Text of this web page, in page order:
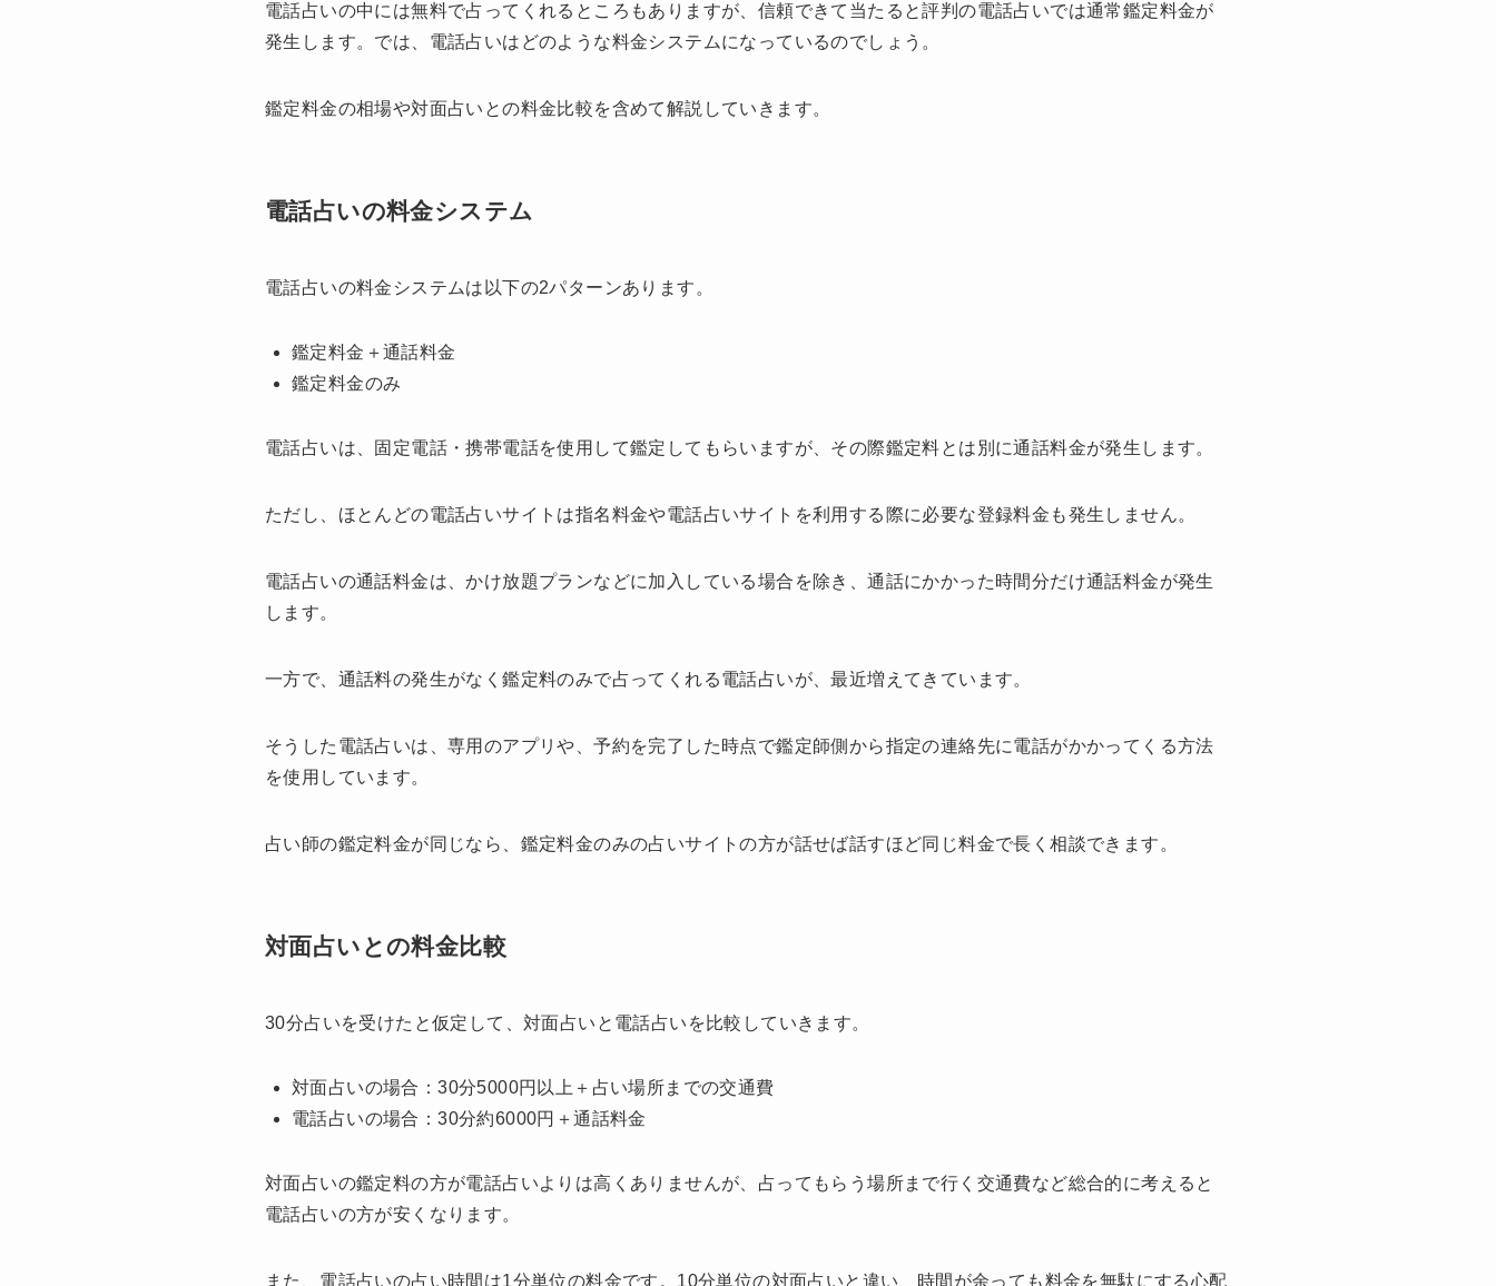
電話占いの中には無料で占ってくれるところもありますが、信頼できて当たると評判の電話占いでは通常鑑定料金が
発生します。では、電話占いはどのような料金システムになっているのでしょう。
鑑定料金の相場や対面占いとの料金比較を含めて解説していきます。
電話占いの料金システム
電話占いの料金システムは以下の2パターンあります。
鑑定料金＋通話料金
鑑定料金のみ
電話占いは、固定電話・携帯電話を使用して鑑定してもらいますが、その際鑑定料とは別に通話料金が発生します。
ただし、ほとんどの電話占いサイトは指名料金や電話占いサイトを利用する際に必要な登録料金も発生しません。
電話占いの通話料金は、かけ放題プランなどに加入している場合を除き、通話にかかった時間分だけ通話料金が発生
します。
一方で、通話料の発生がなく鑑定料のみで占ってくれる電話占いが、最近増えてきています。
そうした電話占いは、専用のアプリや、予約を完了した時点で鑑定師側から指定の連絡先に電話がかかってくる方法
を使用しています。
占い師の鑑定料金が同じなら、鑑定料金のみの占いサイトの方が話せば話すほど同じ料金で長く相談できます。
対面占いとの料金比較
30分占いを受けたと仮定して、対面占いと電話占いを比較していきます。
対面占いの場合：30分5000円以上＋占い場所までの交通費
電話占いの場合：30分約6000円＋通話料金
対面占いの鑑定料の方が電話占いよりは高くありませんが、占ってもらう場所まで行く交通費など総合的に考えると
電話占いの方が安くなります。
また、電話占いの占い時間は1分単位の料金です。10分単位の対面占いと違い、時間が余っても料金を無駄にする心配